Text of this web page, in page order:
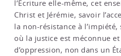
l’Écriture elle-même, cet
Christ et Jérémie, savoir
la non-résistance à l’impiété,
où la justice est méconnue
d’oppression, non dans un